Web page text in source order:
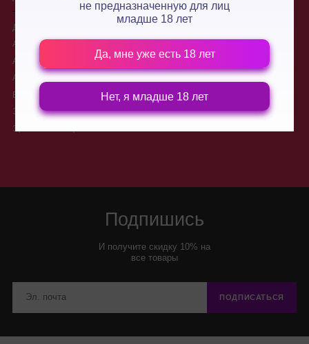
не предназначенную для лиц
младше 18 лет
Да, мне уже есть 18 лет
Нет, я младше 18 лет
Для двоих
Анальные стимуляторы
Анальные пробки
Анальные шарики, цепочки
Вибраторы для двоих
Электростимуляторы
Эротические игры
Доставка
Контакты
Новости
Условия обмена и возврата
Подпишись
И получите скидку 10% на
все товары
ПОДПИСАТЬСЯ